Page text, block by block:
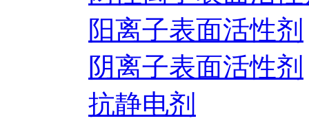
阳离子表面活性剂
阴离子表面活性剂
抗静电剂